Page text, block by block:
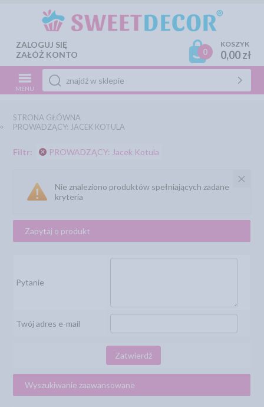
ZALOGUJ SIĘ
ZAŁÓŻ KONTO
0
KOSZYK
0,00 zł
MENU
STRONA GŁÓWNA
PROWADZĄCY: JACEK KOTULA
Filtr: PROWADZĄCY: Jacek Kotula
Nie znaleziono produktów spełniających zadane
kryteria
Zapytaj o produkt
Pytanie
Twój adres e-mail
Zatwierdź
Wyszukiwanie zaawansowane